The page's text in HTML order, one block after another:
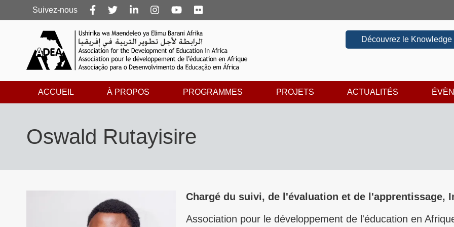
Follow
us
Suivez-nous
Découvrez le Knowledge
ACCUEIL À PROPOS PROGRAMMES PROJETS ACTUALITÉS
Oswald Rutayisire
Chargé du suivi, de l'évaluation et de l'apprentissage,
Association pour le développement de l'éducation en